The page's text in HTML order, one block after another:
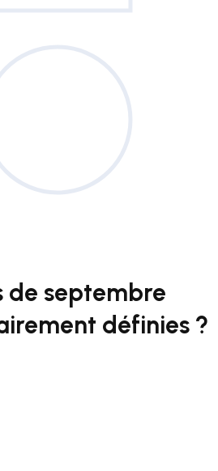
de septembre
définies ?